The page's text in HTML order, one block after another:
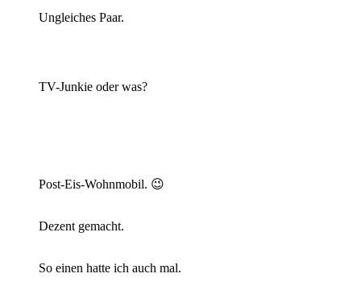
Ungleiches Paar.
TV-Junkie oder was?
Post-Eis-Wohnmobil. 😉
Dezent gemacht.
So einen hatte ich auch mal.